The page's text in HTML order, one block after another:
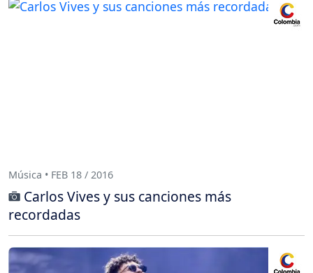
Música • FEB 18 / 2016
Carlos Vives y sus canciones más
recordadas